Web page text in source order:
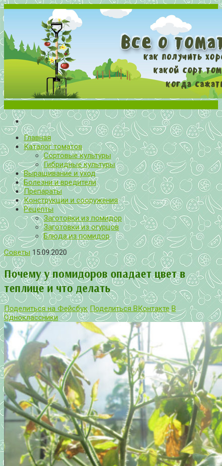
Все о томатах. Выращивание томатов. Сорта и рассада.
Выращивание и уход за томатами
Главная
Каталог томатов
Сортовые культуры
Гибридные культуры
Выращивание и уход
Болезни и вредители
Препараты
Конструкции и сооружения
Рецепты
Заготовки из помидор
Заготовки из огурцов
Блюда из помидор
Советы 15.09.2020
Почему у помидоров опадает цвет в
теплице и что делать
Поделиться на Фейсбук Поделиться ВКонтакте В
Одноклассники